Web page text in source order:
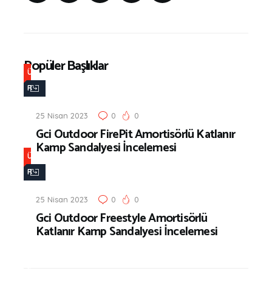
Popüler Başlıklar
Ü
R
N
C
E
25 Nisan 2023 0 0
Gci Outdoor FirePit Amortisörlü Katlanır
Kamp Sandalyesi İncelemesi
Ü
R
25 Nisan 2023 0 0
Gci Outdoor Freestyle Amortisörlü
Katlanır Kamp Sandalyesi İncelemesi